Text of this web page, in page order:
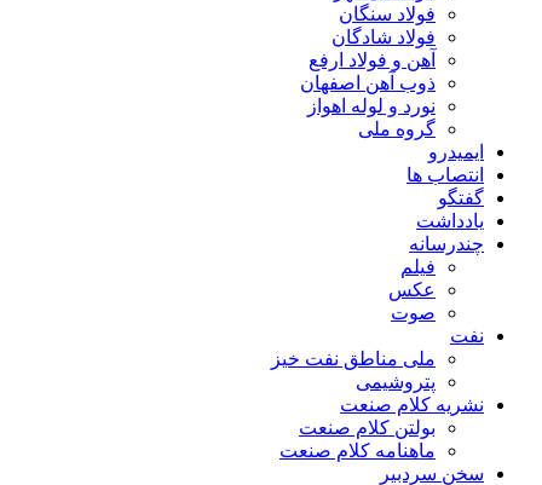
فولاد سنگان
فولاد شادگان
آهن و فولاد ارفع
ذوب آهن اصفهان
نورد و لوله اهواز
گروه ملی
ایمیدرو
انتصاب ها
گفتگو
یادداشت
چندرسانه
فیلم
عکس
صوت
نفت
ملی مناطق نفت خیز
پتروشیمی
نشریه کلام صنعت
بولتن کلام صنعت
ماهنامه کلام صنعت
سخن سردبیر